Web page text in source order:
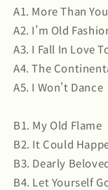
減
ら
増
や
A1. More Than
A2. I’m Old
A3. I Fall In Love
A4. The
A5. I Won't
B1. My Old
B2. It Could
B3. Dearly
B4. Let Yourself